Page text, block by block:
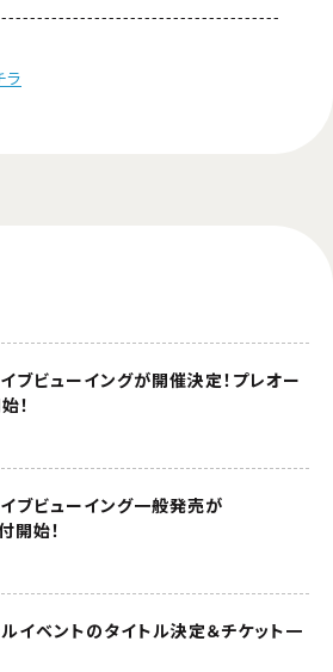
ラ
ブビューイングが開催決定！プレオー
！
ブビューイング一般発売が
開始！
イベントのタイトル決定＆チケット一